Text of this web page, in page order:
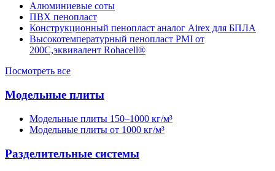
Алюминиевые соты
ПВХ пенопласт
Конструкционный пенопласт аналог Airex для БПЛА
Высокотемпературный пенопласт PMI от
200С,эквивалент Rohacell®
Посмотреть все
Модельные плиты
Модельные плиты 150–1000 кг/м³
Модельные плиты от 1000 кг/м³
Разделительные системы